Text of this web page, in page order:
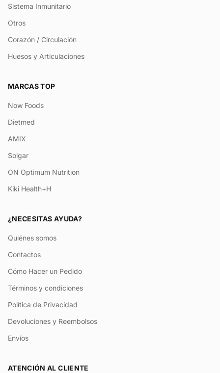
Sistema Inmunitario
Otros
Corazón / Circulación
Huesos y Articulaciones
MARCAS TOP
Now Foods
Dietmed
AMIX
Solgar
ON Optimum Nutrition
Kiki Health+H
¿NECESITAS AYUDA?
Quiénes somos
Contactos
Cómo Hacer un Pedido
Términos y condiciones
Política de Privacidad
Devoluciones y Reembolsos
Envíos
ATENCIÓN AL CLIENTE